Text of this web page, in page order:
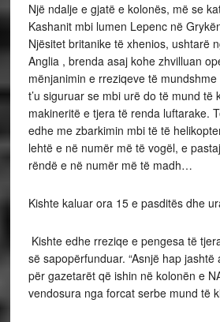
Një ndalje e gjatë e kolonës, më se
Kashanit mbi lumen Lepenc në
Njësitet britanike të xhenios, ushtarë
Anglia , brenda asaj kohe zhvilluan
mënjanimin e rreziqeve të
t’u siguruar se mbi urë do të mund të
makineritë e tjera të renda luftarake.
edhe me zbarkimin mbi të të
lehtë e në numër më të vogël, e
rëndë e në numër më të madh…
Kishte kaluar ora 15 e pasditës dhe
Kishte edhe rreziqe e pengesa të
së sapopërfunduar. “Asnjë hap jashtë
për gazetarët që ishin në kolonën e
vendosura nga forcat serbe mund të